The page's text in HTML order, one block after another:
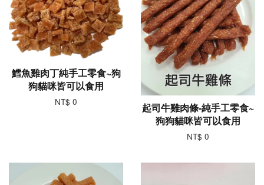
鱈魚雞肉丁純手工零食~狗
狗貓咪皆可以食用
NT$ 0
起司牛雞肉條-純手工零食~
狗狗貓咪皆可以食用
NT$ 0